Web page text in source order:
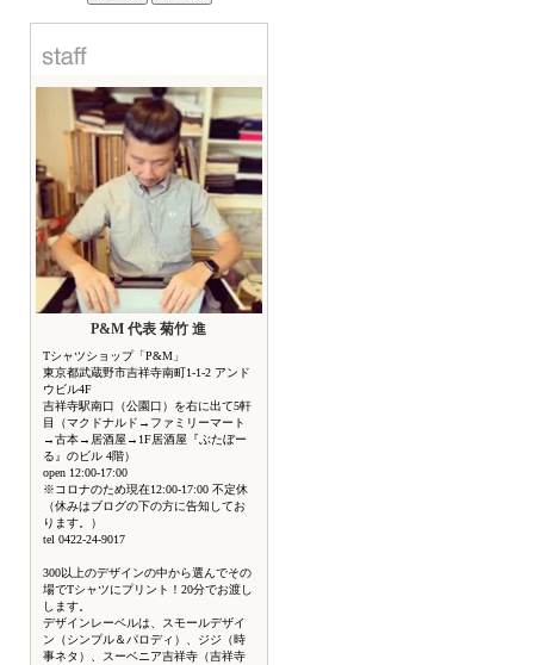
P&M 代表 菊竹 進
Tシャツショップ「P&M」
東京都武蔵野市吉祥寺南町1-1-2 アンド
ウビル4F
吉祥寺駅南口（公園口）を右に出て5軒
目（マクドナルド→ファミリーマート
→古本→居酒屋→1F居酒屋『ぶたぼー
る』のビル 4階）
open 12:00-17:00
※コロナのため現在12:00-17:00 不定休
（休みはブログの下の方に告知してお
ります。）
tel 0422-24-9017
300以上のデザインの中から選んでその
場でTシャツにプリント！20分でお渡し
します。
デザインレーベルは、スモールデザイ
ン（シンプル＆パロディ）、ジジ（時
事ネタ）、スーベニア吉祥寺（吉祥寺